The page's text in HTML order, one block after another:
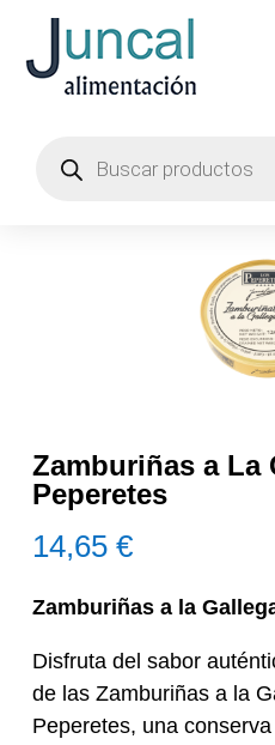
Zamburiñas a La
Peperetes
14,65€
Zamburiñas a la
Disfruta del sabor
de las Zamburiñas a la
Peperetes, una